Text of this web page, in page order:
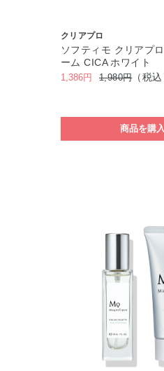
クリアプロ
ソフティモ クリアプ
ーム CICA ホワイト
1,386円 1,980円（税
商品を購